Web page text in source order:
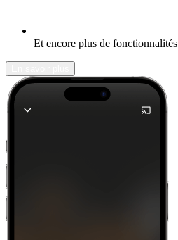
Et encore plus de fonctionnalités